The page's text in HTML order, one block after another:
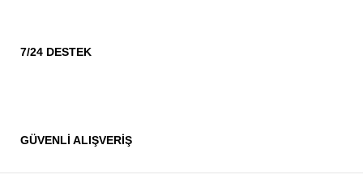
7/24 DESTEK
GÜVENLİ ALIŞVERİŞ